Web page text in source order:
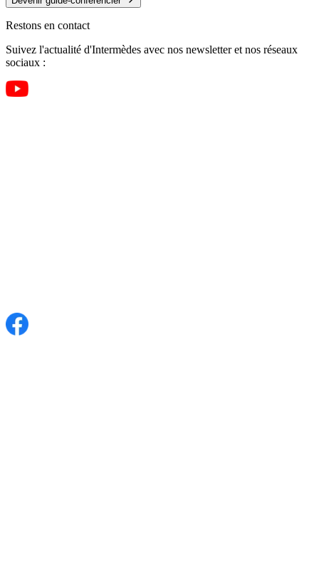
Restons en contact
Suivez l'actualité d'Intermèdes avec nos newsletter et nos réseaux
sociaux :